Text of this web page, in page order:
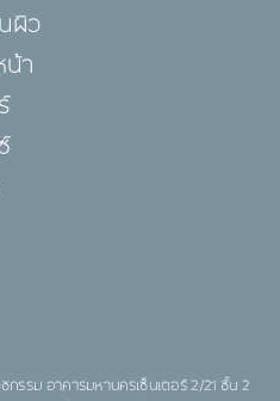
ผิว
น้า
กรรม อาคารมหานครเซ็นเตอร์ 2/21 ชั้น 2